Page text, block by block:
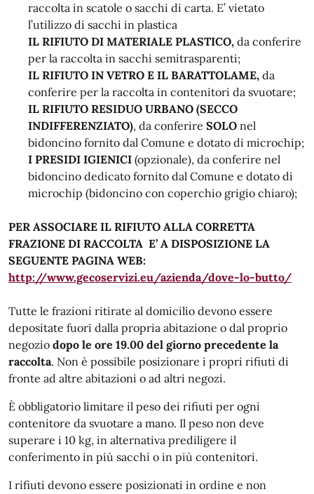
raccolta in scatole o sacchi di carta. E’ vietato
l’utilizzo di sacchi in plastica
IL RIFIUTO DI MATERIALE PLASTICO, da conferire
per la raccolta in sacchi semitrasparenti;
IL RIFIUTO IN VETRO E IL BARATTOLAME, da
conferire per la raccolta in contenitori da svuotare;
IL RIFIUTO RESIDUO URBANO (SECCO
INDIFFERENZIATO), da conferire SOLO nel
bidoncino fornito dal Comune e dotato di microchip;
I PRESIDI IGIENICI (opzionale), da conferire nel
bidoncino dedicato fornito dal Comune e dotato di
microchip (bidoncino con coperchio grigio chiaro);
PER ASSOCIARE IL RIFIUTO ALLA CORRETTA
FRAZIONE DI RACCOLTA E’ A DISPOSIZIONE LA
SEGUENTE PAGINA WEB:
http://www.gecoservizi.eu/azienda/dove-lo-butto/
Tutte le frazioni ritirate al domicilio devono essere
depositate fuori dalla propria abitazione o dal proprio
negozio dopo le ore 19.00 del giorno precedente la
raccolta. Non è possibile posizionare i propri rifiuti di
fronte ad altre abitazioni o ad altri negozi.
È obbligatorio limitare il peso dei rifiuti per ogni
contenitore da svuotare a mano. Il peso non deve
superare i 10 kg, in alternativa prediligere il
conferimento in più sacchi o in più contenitori.
I rifiuti devono essere posizionati in ordine e non